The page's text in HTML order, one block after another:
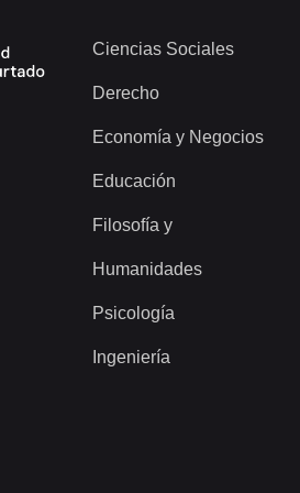
Ciencias Sociales
Derecho
Economía y Negocios
Educación
Filosofía y
Humanidades
Psicología
Ingeniería